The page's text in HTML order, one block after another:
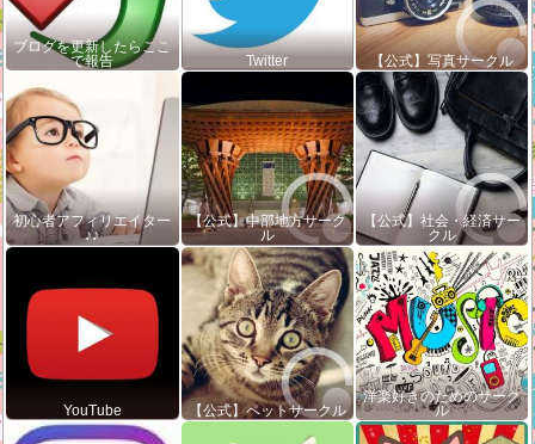
ブログを更新したらここ
で報告
Twitter 【公式】写真サークル
初心者アフィリエイター
♪♪
【公式】中部地方サーク
ル
【公式】社会・経済サー
クル
YouTube 【公式】ペットサークル
洋楽好きのためのサーク
ル